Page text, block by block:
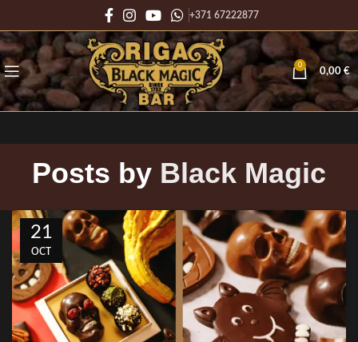
+371 67222877
0
0,00 €
Posts by Black Magic
21
OCT